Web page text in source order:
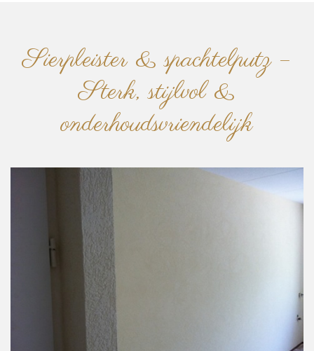
Sierpleister & spachtelputz –
Sterk, stijlvol &
onderhoudsvriendelijk